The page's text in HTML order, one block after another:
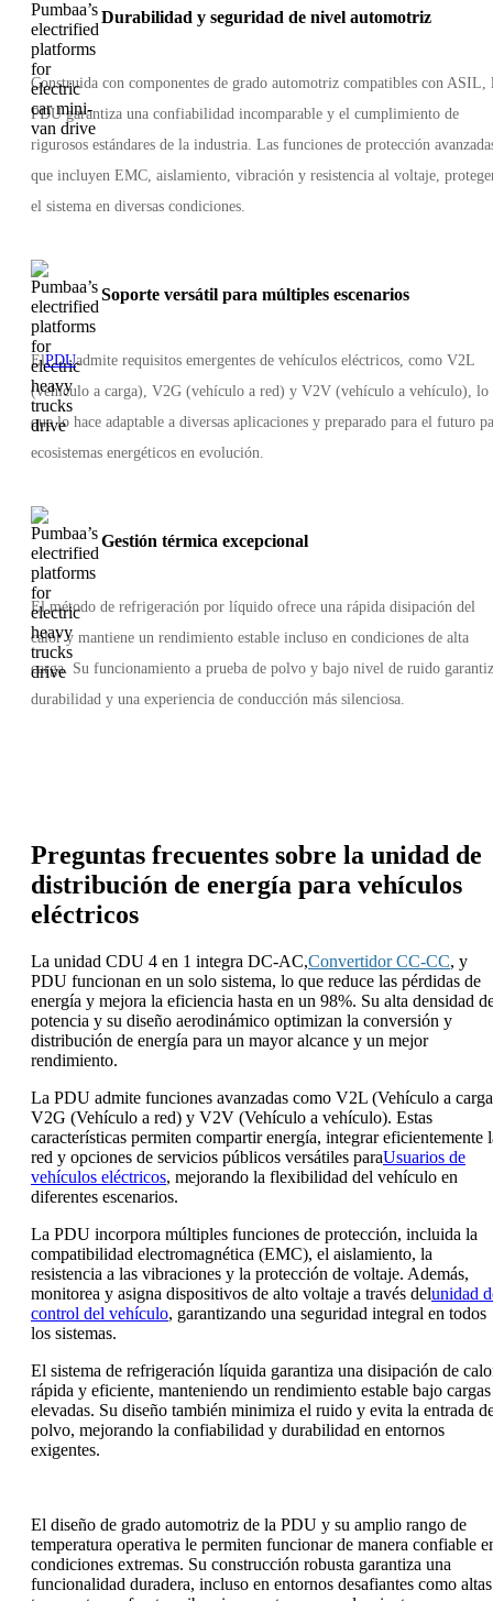
Durabilidad y seguridad de nivel automotriz
Construida con componentes de grado automotriz compatibles con ASIL,
PDU garantiza una confiabilidad incomparable y el cumplimiento de
rigurosos estándares de la industria. Las funciones de protección
que incluyen EMC, aislamiento, vibración y resistencia al voltaje,
el sistema en diversas condiciones.
Soporte versátil para múltiples escenarios
ElPDUadmite requisitos emergentes de vehículos eléctricos, como V2L
(vehículo a carga), V2G (vehículo a red) y V2V (vehículo a vehículo), lo
que lo hace adaptable a diversas aplicaciones y preparado para el futuro
ecosistemas energéticos en evolución.
Gestión térmica excepcional
El método de refrigeración por líquido ofrece una rápida disipación del
calor y mantiene un rendimiento estable incluso en condiciones de alta
carga. Su funcionamiento a prueba de polvo y bajo nivel de ruido
durabilidad y una experiencia de conducción más silenciosa.
Preguntas frecuentes sobre la unidad de
distribución de energía para vehículos
eléctricos
La unidad CDU 4 en 1 integra DC-AC,Convertidor CC-CC, y
PDU funcionan en un solo sistema, lo que reduce las pérdidas de
energía y mejora la eficiencia hasta en un 98%. Su alta densidad
potencia y su diseño aerodinámico optimizan la conversión y
distribución de energía para un mayor alcance y un mejor
rendimiento.
La PDU admite funciones avanzadas como V2L (Vehículo a
V2G (Vehículo a red) y V2V (Vehículo a vehículo). Estas
características permiten compartir energía, integrar eficientemente
red y opciones de servicios públicos versátiles paraUsuarios de
vehículos eléctricos, mejorando la flexibilidad del vehículo en
diferentes escenarios.
La PDU incorpora múltiples funciones de protección, incluida la
compatibilidad electromagnética (EMC), el aislamiento, la
resistencia a las vibraciones y la protección de voltaje. Además,
monitorea y asigna dispositivos de alto voltaje a través delunidad
control del vehículo, garantizando una seguridad integral en todos
los sistemas.
El sistema de refrigeración líquida garantiza una disipación de
rápida y eficiente, manteniendo un rendimiento estable bajo cargas
elevadas. Su diseño también minimiza el ruido y evita la entrada
polvo, mejorando la confiabilidad y durabilidad en entornos
exigentes.
El diseño de grado automotriz de la PDU y su amplio rango de
temperatura operativa le permiten funcionar de manera confiable
condiciones extremas. Su construcción robusta garantiza una
funcionalidad duradera, incluso en entornos desafiantes como altas